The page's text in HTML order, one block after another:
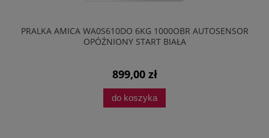
PRALKA AMICA WA0S610DO 6KG 1000OBR AUTOSENSOR
OPÓŹNIONY START BIAŁA
899,00 zł
do koszyka